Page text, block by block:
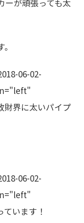
ーが頑張っても太
06-02-
界に太いパイプ
06-02-
います！